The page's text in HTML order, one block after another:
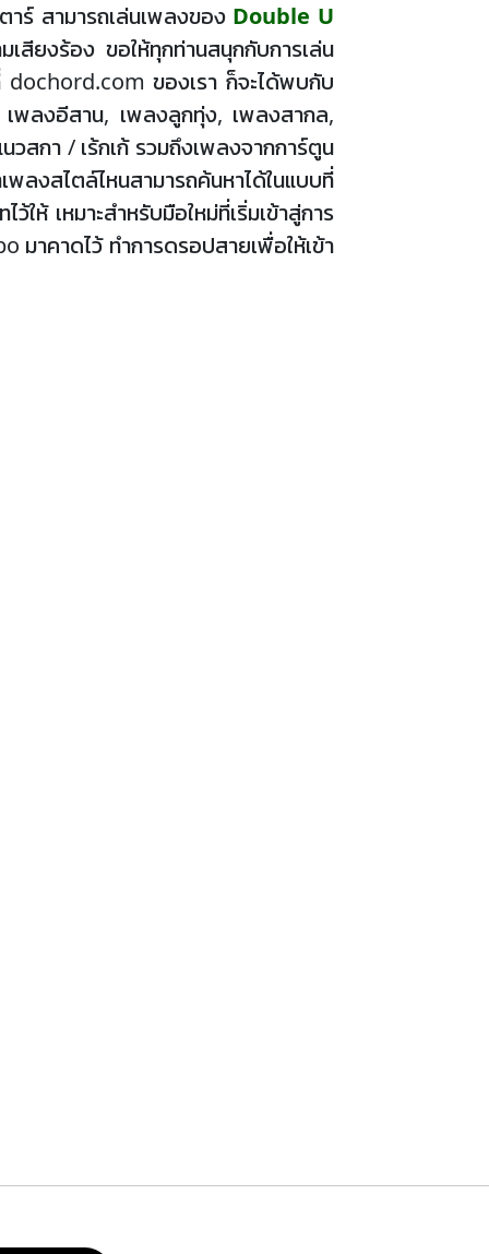
ร์ สามารถเล่นเพลงของ Double U
สียงร้อง ขอให้ทุกท่านสนุกกับการเล่น
dochord.com ของเรา ก็จะได้พบกับ
เพลงอีสาน, เพลงลูกทุ่ง, เพลงสากล,
สกา / เร้กเก้ รวมถึงเพลงจากการ์ตูน
งสไตล์ไหนสามารถค้นหาได้ในแบบที่
ห้ เหมาะสำหรับมือใหม่ที่เริ่มเข้าสู่การ
มาคาดไว้ ทำการดรอปสายเพื่อให้เข้า